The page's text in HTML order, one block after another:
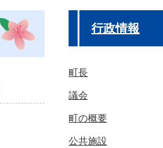
行政情報
町長
議会
町の概要
公共施設